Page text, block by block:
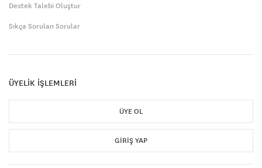
Destek Talebi Oluştur
Sıkça Sorulan Sorular
ÜYELİK İŞLEMLERİ
ÜYE OL
GIRIŞ YAP